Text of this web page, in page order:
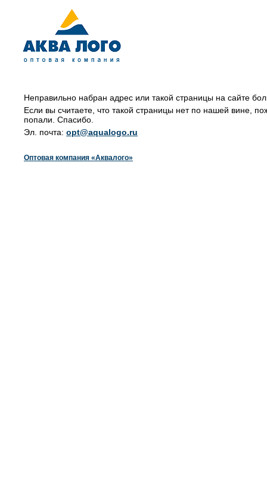
Неправильно набран адрес или такой страницы на сайте
Если вы считаете, что такой страницы нет по нашей вине,
попали. Спасибо.
Эл. почта: opt@aqualogo.ru
Оптовая компания «Аквалого»